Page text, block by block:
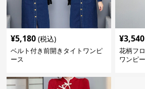
¥5,180 (税込)
ベルト付き前開きタイトワンピ
ース
¥3,540
花柄フ
ワンピ